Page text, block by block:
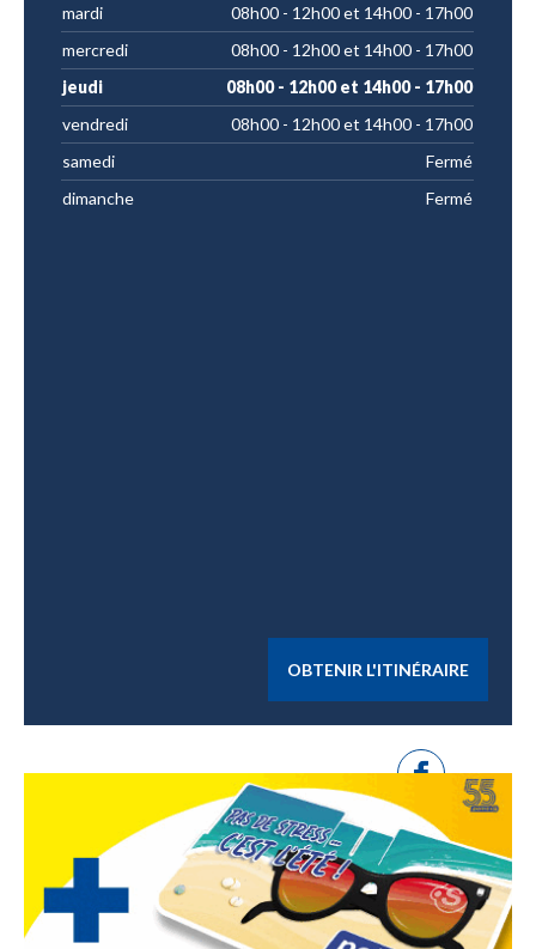
mardi
08h00 - 12h00 et 14h00 - 17h00
mercredi
08h00 - 12h00 et 14h00 - 17h00
jeudi
08h00 - 12h00 et 14h00 - 17h00
vendredi
08h00 - 12h00 et 14h00 - 17h00
samedi
Fermé
dimanche
Fermé
OBTENIR L'ITINÉRAIRE